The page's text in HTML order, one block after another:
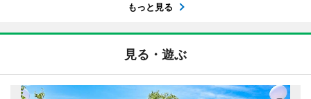
もっと見る
見る・遊ぶ